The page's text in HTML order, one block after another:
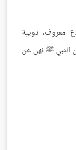
معروف، دويبة
النبي ﷺ نهى عن